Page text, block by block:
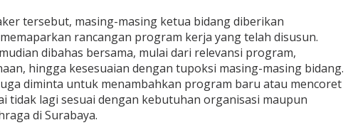
tersebut, masing-masing ketua bidang diberikan
rancangan program kerja yang telah disusun.
dibahas bersama, mulai dari relevansi program,
hingga kesesuaian dengan tupoksi masing-masing bidang.
diminta untuk menambahkan program baru atau mencoret
tidak lagi sesuai dengan kebutuhan organisasi maupun
di Surabaya.